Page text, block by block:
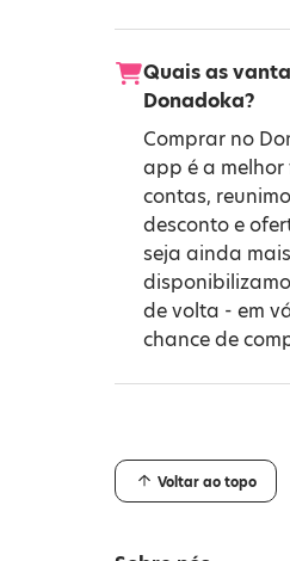
Quais as
Donadoka?
Comprar no
app é a
contas,
desconto e
seja ainda
de volta - em
chance de
Voltar ao topo